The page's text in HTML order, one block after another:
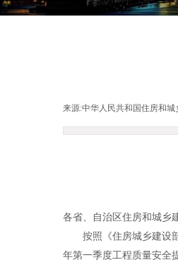
来源:中华人民共和国住房和城
各省、自治区住房和城乡
按照《住房城乡建设部
年第一季度工程质量安全